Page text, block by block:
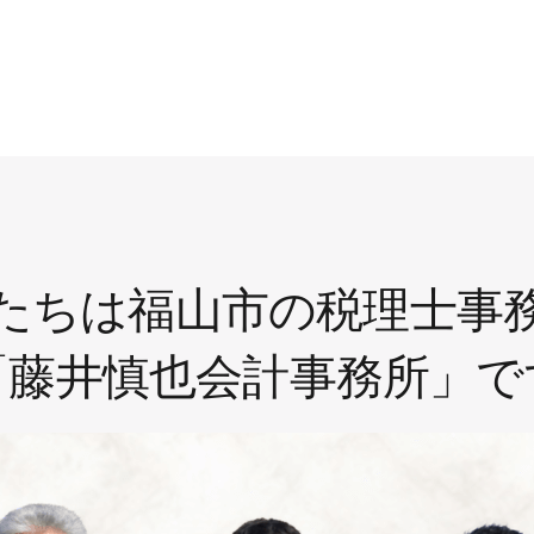
ちは福山市の税理士事
井慎也会計事務所」